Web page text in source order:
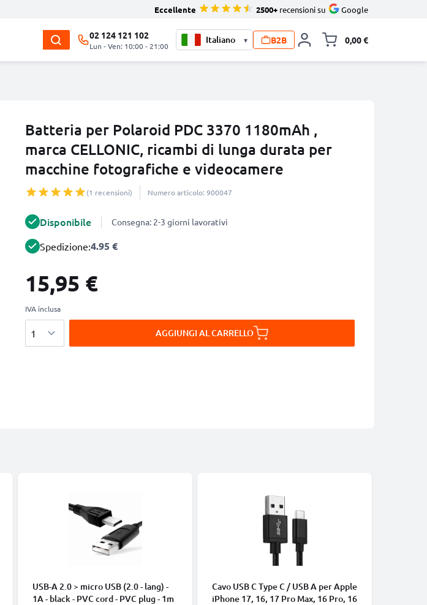
Eccellente 2500+ recensioni su Google
02 124 121 102
Lun - Ven: 10:00 - 21:00
▾ B2B 0,00 €
Batteria per Polaroid PDC 3370 1180mAh ,
marca CELLONIC, ricambi di lunga durata per
macchine fotografiche e videocamere
(1 recensioni) Numero articolo: 900047
Disponibile Consegna: 2-3 giorni lavorativi
Spedizione:4.95 €
15,95 €
IVA inclusa
AGGIUNGI AL CARRELLO
USB-A 2.0 > micro USB (2.0 - lang) -
1A - black - PVC cord - PVC plug - 1m
Cavo USB C Type C / USB A per Apple
iPhone 17, 16, 17 Pro Max, 16 Pro, 16